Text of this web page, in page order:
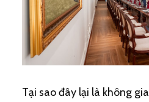
Tại sao đây lại là không